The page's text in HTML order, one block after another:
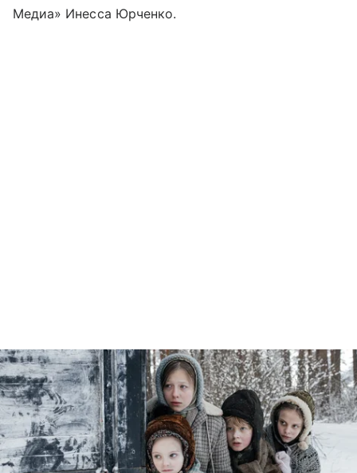
Медиа» Инесса Юрченко.